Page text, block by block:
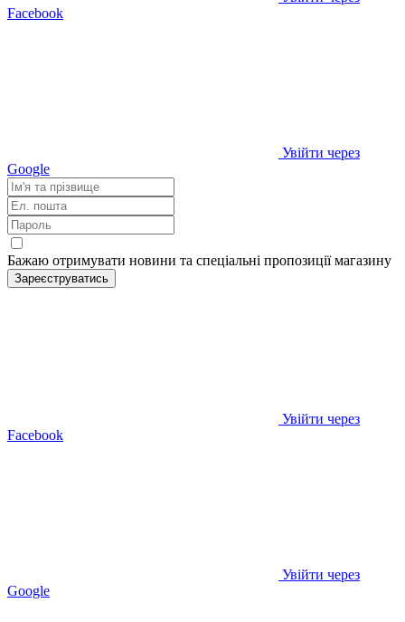
Facebook
Увійти через
Google
Бажаю отримувати новини та спеціальні пропозиціїмагазину
Зареєструватись
Увійти через
Facebook
Увійти через
Google